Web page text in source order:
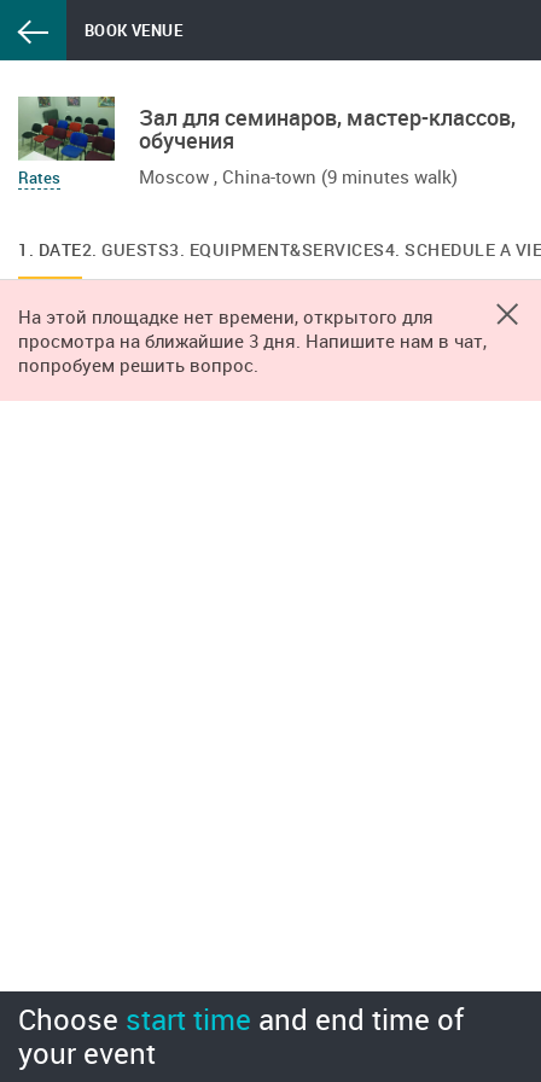
BOOK VENUE
Choose start time and end time of
your event
Rates
Зал для семинаров, мастер-классов,
обучения
Moscow , China-town (9 minutes walk)
1. DATE2. GUESTS3. EQUIPMENT&SERVICES4. SCHEDULE A
На этой площадке нет времени, открытого для
просмотра на ближайшие 3 дня. Напишите нам в чат,
попробуем решить вопрос.